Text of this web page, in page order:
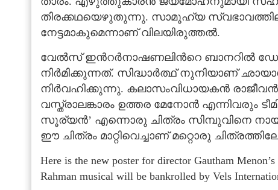
തിരക്കഥയെഴുതുന്നു. സാമൂഹ്യ
നേട്ടമാകുമെന്നാണ് വിലയിരുത്തല്‍.
വേല്‍സ് ഇന്‍റര്‍നാഷണലിന്‍റെ ബാനറില്‍
നിര്‍മിക്കുന്നത്. സിദ്ധാര്‍ത്ഥ് നുനിയാണ്
നിര്‍വഹിക്കുന്നു. കലാസംവിധായകൻ
വസ്ത്രാലങ്കാരം ഉത്തര മേനോൻ എന്നിവരും
സൂര്യൻ’ എന്നൊരു ചിത്രം സിമ്പുവിനെ
ഈ ചിത്രം മാറ്റിവെച്ചാണ് മറ്റൊരു
Here is the new poster for director Gautham
Rahman musical will be bankrolled by Vels